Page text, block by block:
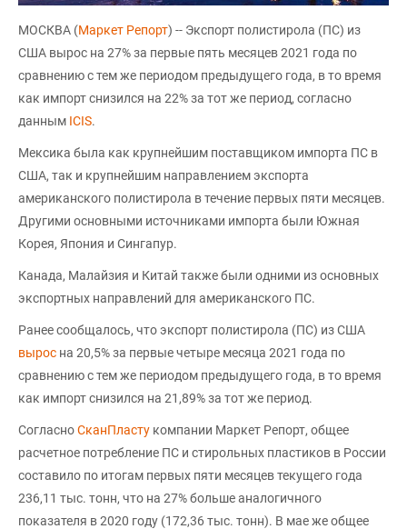
МОСКВА (Маркет Репорт) -- Экспорт полистирола (ПС) из
США вырос на 27% за первые пять месяцев 2021 года по
сравнению с тем же периодом предыдущего года, в то время
как импорт снизился на 22% за тот же период, согласно
данным ICIS.
Мексика была как крупнейшим поставщиком импорта ПС в
США, так и крупнейшим направлением экспорта
американского полистирола в течение первых пяти месяцев.
Другими основными источниками импорта были Южная
Корея, Япония и Сингапур.
Канада, Малайзия и Китай также были одними из основных
экспортных направлений для американского ПС.
Ранее сообщалось, что экспорт полистирола (ПС) из США
вырос на 20,5% за первые четыре месяца 2021 года по
сравнению с тем же периодом предыдущего года, в то время
как импорт снизился на 21,89% за тот же период.
СогласноСканПласту компании Маркет Репорт, общее
расчетное потребление ПС и стирольных пластиков в России
составило по итогам первых пяти месяцев текущего года
236,11 тыс. тонн, что на 27% больше аналогичного
показателя в 2020 году (172,36 тыс. тонн). В мае же общее